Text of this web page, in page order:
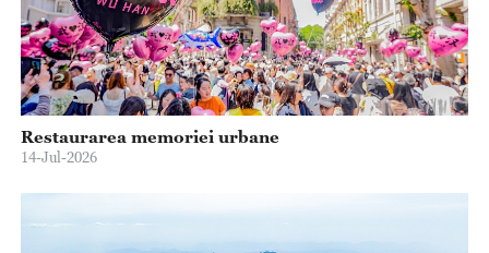
Restaurarea memoriei urbane
14-Jul-2026